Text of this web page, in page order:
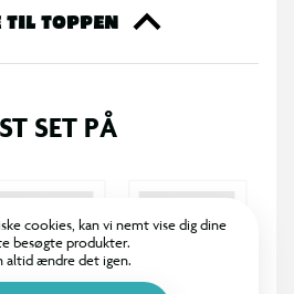
giv den perfekte gave til en, du
TOPPEN
SET PÅ
cookies, kan vi nemt vise dig dine
besøgte produkter.
altid ændre det igen.